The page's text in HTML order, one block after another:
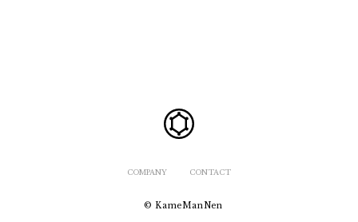
COMPANY CONTACT
© KameManNen